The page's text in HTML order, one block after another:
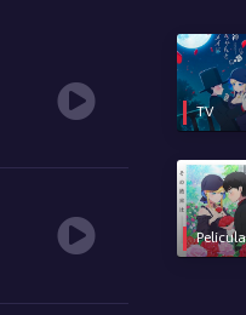
TV
Película